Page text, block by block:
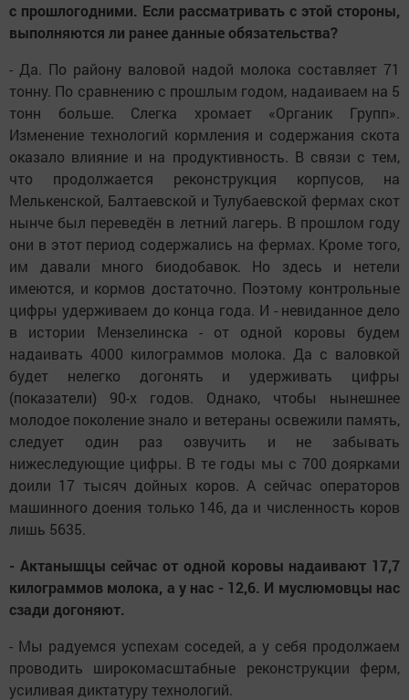
с прошлогодними. Если рассматривать с этой стороны,
выполняются ли ранее данные обязательства?
- Да. По району валовой надой молока составляет 71
тонну. По сравнению с прошлым годом, надаиваем на 5
тонн больше. Слегка хромает «Органик Групп».
Изменение технологий кормления и содержания скота
оказало влияние и на продуктивность. В связи с тем,
что продолжается реконструкция корпусов, на
Мелькенской, Балтаевской и Тулубаевской фермах скот
нынче был переведён в летний лагерь. В прошлом году
они в этот период содержались на фермах. Кроме того,
им давали много биодобавок. Но здесь и нетели
имеются, и кормов достаточно. Поэтому контрольные
цифры удерживаем до конца года. И - невиданное дело
в истории Мензелинска - от одной коровы будем
надаивать 4000 килограммов молока. Да с валовкой
будет нелегко догонять и удерживать цифры
(показатели) 90-х годов. Однако, чтобы нынешнее
молодое поколение знало и ветераны освежили память,
следует один раз озвучить и не забывать
нижеследующие цифры. В те годы мы с 700 доярками
доили 17 тысяч дойных коров. А сейчас операторов
машинного доения только 146, да и численность коров
лишь 5635.
- Актанышцы сейчас от одной коровы надаивают 17,7
килограммов молока, а у нас - 12,6. И муслюмовцы нас
сзади догоняют.
- Мы радуемся успехам соседей, а у себя продолжаем
проводить широкомасштабные реконструкции ферм,
усиливая диктатуру технологий.